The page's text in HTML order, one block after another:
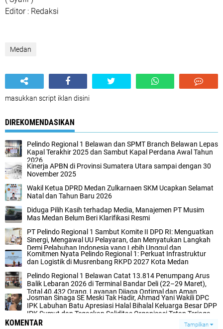
Editor : Redaksi
Medan
masukkan script iklan disini
DIREKOMENDASIKAN
Pelindo Regional 1 Belawan dan SPMT Branch Belawan Lepas
Kapal Terakhir 2025 dan Sambut Kapal Perdana Awal Tahun
2026
Kinerja APBN di Provinsi Sumatera Utara sampai dengan 30
November 2025
Wakil Ketua DPRD Medan Zulkarnaen SKM Ucapkan Selamat
Natal dan Tahun Baru 2026
Diduga Pilih Kasih terhadap Media, Manajemen PT Musim
Mas Medan Belum Beri Klarifikasi Resmi
PT Pelindo Regional 1 Sambut Komite II DPD RI: Menguatkan
Sinergi, Mengawal UU Pelayaran, dan Menyatukan Langkah
Demi Pelabuhan Indonesia yang Lebih Unggul dan
Berkelanjutan
Komitmen Nyata Pelindo Regional 1: Perkuat Infrastruktur
dan Logistik di Musrenbang RKPD 2027 Kota Medan
Pelindo Regional 1 Belawan Catat 13.814 Penumpang Arus
Balik Lebaran 2026 di Terminal Bandar Deli (22–29 Maret),
Total 40.432 Orang, Layanan Dijaga Optimal dan Aman
Josman Sinaga SE Meski Tak Hadir, Ahmad Yani Wakili DPC
IPK Labuhan Batu Apresiasi Halal Bihalal Keluarga Besar DPP
IPK Sumut dan Tegaskan Soliditas Organisasi Tetap Terjaga
dan Kompak.
KOMENTAR Tampilkan